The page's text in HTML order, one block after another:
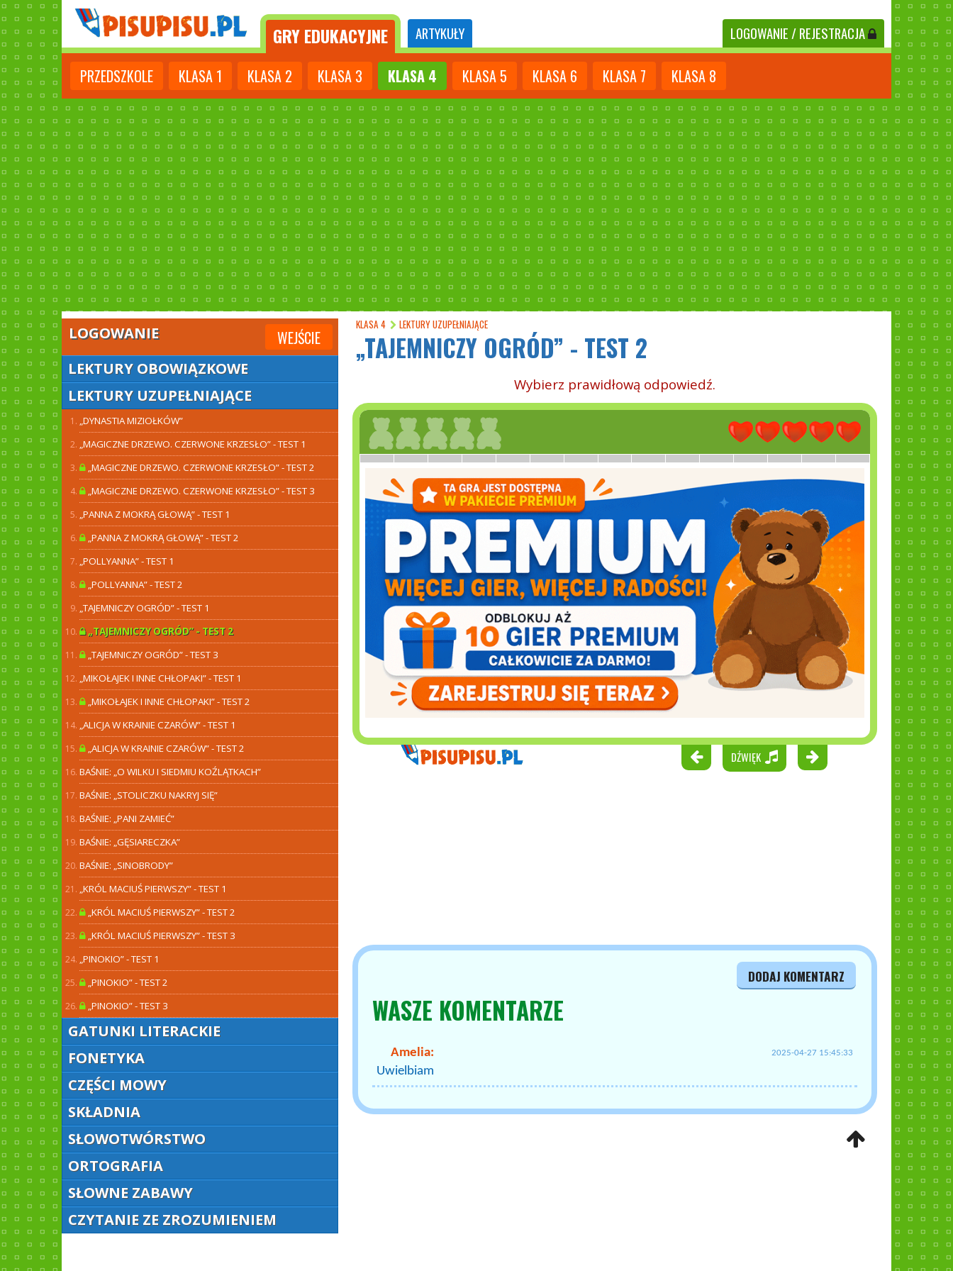
GRYEDUKACYJNE ARTYKUŁY LOGOWANIE / REJESTRACJA
PRZEDSZKOLE KLASA 1 KLASA 2 KLASA 3 KLASA 4 KLASA 5 KLASA 6 KLASA 7 KLASA 8
KLASA 4 LEKTURY UZUPEŁNIAJĄCE
„TAJEMNICZY OGRÓD” - TEST 2
Wybierz prawidłową odpowiedź.
DŹWIĘK
DODAJ KOMENTARZ
WASZE KOMENTARZE
Amelia: 2025-04-27 15:45:33
Uwielbiam
LOGOWANIE WEJŚCIE
LEKTURY OBOWIĄZKOWE
LEKTURY UZUPEŁNIAJĄCE
„DYNASTIA MIZIOŁKÓW”
„MAGICZNE DRZEWO. CZERWONE KRZESŁO” - TEST 1
„MAGICZNE DRZEWO. CZERWONE KRZESŁO” - TEST 2
„MAGICZNE DRZEWO. CZERWONE KRZESŁO” - TEST 3
„PANNA Z MOKRĄ GŁOWĄ” - TEST 1
„PANNA Z MOKRĄ GŁOWĄ” - TEST 2
„POLLYANNA” - TEST 1
„POLLYANNA” - TEST 2
„TAJEMNICZY OGRÓD” - TEST 1
„TAJEMNICZY OGRÓD” - TEST 2
„TAJEMNICZY OGRÓD” - TEST 3
„MIKOŁAJEK I INNE CHŁOPAKI” - TEST 1
„MIKOŁAJEK I INNE CHŁOPAKI” - TEST 2
„ALICJA W KRAINIE CZARÓW” - TEST 1
„ALICJA W KRAINIE CZARÓW” - TEST 2
BAŚNIE: „O WILKU I SIEDMIU KOŹLĄTKACH”
BAŚNIE: „STOLICZKU NAKRYJ SIĘ”
BAŚNIE: „PANI ZAMIEĆ”
BAŚNIE: „GĘSIARECZKA”
BAŚNIE: „SINOBRODY”
„KRÓL MACIUŚ PIERWSZY” - TEST 1
„KRÓL MACIUŚ PIERWSZY” - TEST 2
„KRÓL MACIUŚ PIERWSZY” - TEST 3
„PINOKIO” - TEST 1
„PINOKIO” - TEST 2
„PINOKIO” - TEST 3
GATUNKI LITERACKIE
FONETYKA
CZĘŚCI MOWY
SKŁADNIA
SŁOWOTWÓRSTWO
ORTOGRAFIA
SŁOWNE ZABAWY
CZYTANIE ZE ZROZUMIENIEM